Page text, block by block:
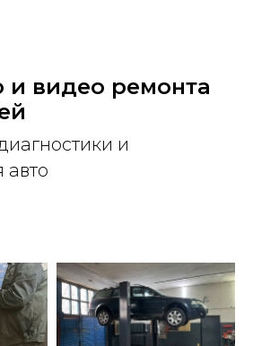
видео ремонта
и
авто